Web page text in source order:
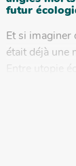
futur
Et si imaginer
était déjà une